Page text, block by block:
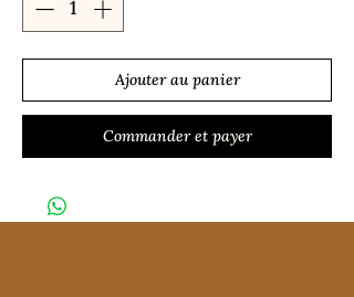
Ajouter au panier
Commander et payer